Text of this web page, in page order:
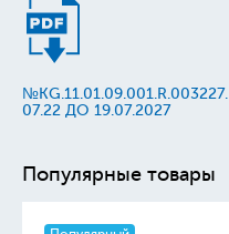
№KG.11.01.09.001.R.003227.
07.22 ДО 19.07.2027
Популярные товары